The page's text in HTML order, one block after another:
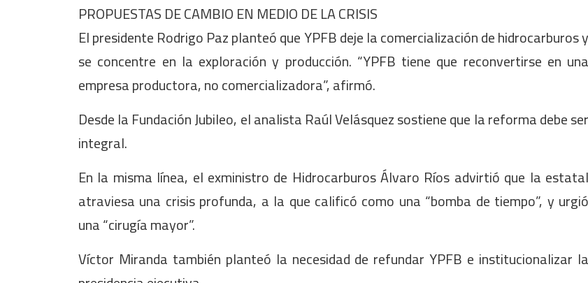
PROPUESTAS DE CAMBIO EN MEDIO DE LA CRISIS
El presidente Rodrigo Paz planteó que YPFB deje la comercialización de hidrocarburos y
se concentre en la exploración y producción. “YPFB tiene que reconvertirse en una
empresa productora, no comercializadora”, afirmó.
Desde la Fundación Jubileo, el analista Raúl Velásquez sostiene que la reforma debe ser
integral.
En la misma línea, el exministro de Hidrocarburos Álvaro Ríos advirtió que la estatal
atraviesa una crisis profunda, a la que calificó como una “bomba de tiempo”, y urgió
una “cirugía mayor”.
Víctor Miranda también planteó la necesidad de refundar YPFB e institucionalizar la